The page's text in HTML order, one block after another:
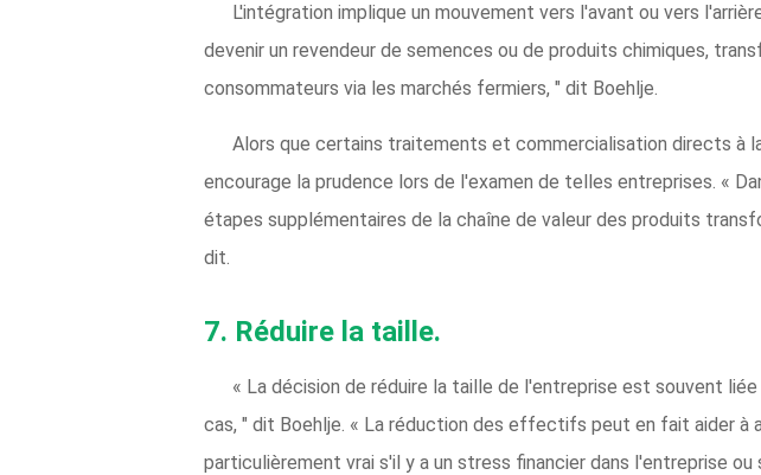
L'intégration implique un mouvement vers l'avant ou vers
devenir un revendeur de semences ou de produits chimiques,
consommateurs via les marchés fermiers, " dit Boehlje.
Alors que certains traitements et commercialisation directs à
encourage la prudence lors de l'examen de telles entreprises. «
étapes supplémentaires de la chaîne de valeur des produits
dit.
7. Réduire la taille.
« La décision de réduire la taille de l'entreprise est souvent
cas, " dit Boehlje. « La réduction des effectifs peut en fait aider
particulièrement vrai s'il y a un stress financier dans l'entreprise